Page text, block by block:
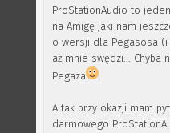
ProStationAudio to
na Amigę jaki nam
o wersji dla Pegasosa
aż mnie swędzi... Chyba
Pegaza
.
A tak przy okazji mam
darmowego